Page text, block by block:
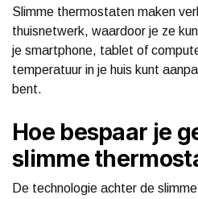
Slimme thermostaten maken
thuisnetwerk, waardoor je ze
je smartphone, tablet of
temperatuur in je huis kunt
bent.
Hoe bespaar je
slimme
De technologie achter de